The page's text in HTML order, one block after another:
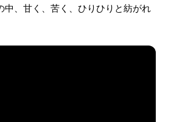
中、甘く、苦く、ひりひりと紡がれ